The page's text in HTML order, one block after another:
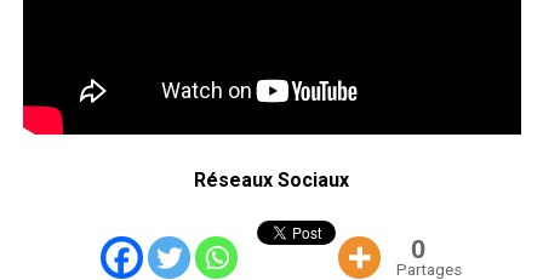
Réseaux Sociaux
0
Partages